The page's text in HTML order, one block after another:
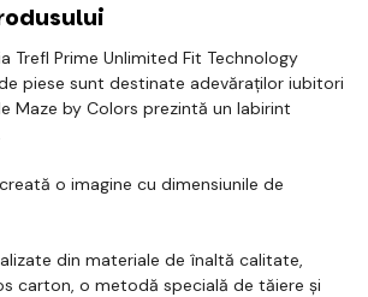
Trefl Prime Unlimited Fit Technology
piese sunt destinate adevăraților iubitori
Maze by Colors prezintă un labirint
o imagine cu dimensiunile de
din materiale de înaltă calitate,
carton, o metodă specială de tăiere și